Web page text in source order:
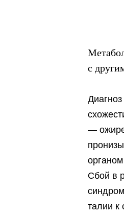
с
—
Сбой в
талии к